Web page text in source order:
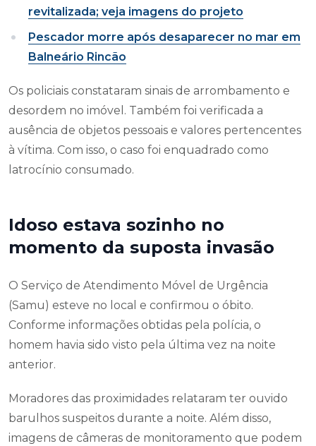
revitalizada; veja imagens do projeto
Pescador morre após desaparecer no mar em
Balneário Rincão
Os policiais constataram sinais de arrombamento e
desordem no imóvel. Também foi verificada a
ausência de objetos pessoais e valores pertencentes
à vítima. Com isso, o caso foi enquadrado como
latrocínio consumado.
Idoso estava sozinho no
momento da suposta invasão
O Serviço de Atendimento Móvel de Urgência
(Samu) esteve no local e confirmou o óbito.
Conforme informações obtidas pela polícia, o
homem havia sido visto pela última vez na noite
anterior.
Moradores das proximidades relataram ter ouvido
barulhos suspeitos durante a noite. Além disso,
imagens de câmeras de monitoramento que podem